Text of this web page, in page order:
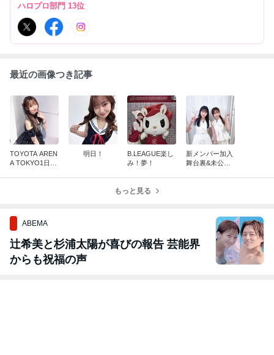
ハロプロ部門 13位
最近の画像つき記事
TOYOTA AREN
A TOKYO1日
明日！
B.LEAGUE楽し
み！夢！
新メンバー加入
舞台裏&未公開
もっと見る
ABEMA
辻希美と杉浦太陽が喜びの報告 芸能界
からも祝福の声